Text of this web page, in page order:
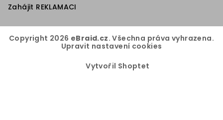
Zahájit REKLAMACI
Copyright 2026 eBraid.cz. Všechna práva vyhrazena.
Upravit nastavení cookies
Vytvořil Shoptet